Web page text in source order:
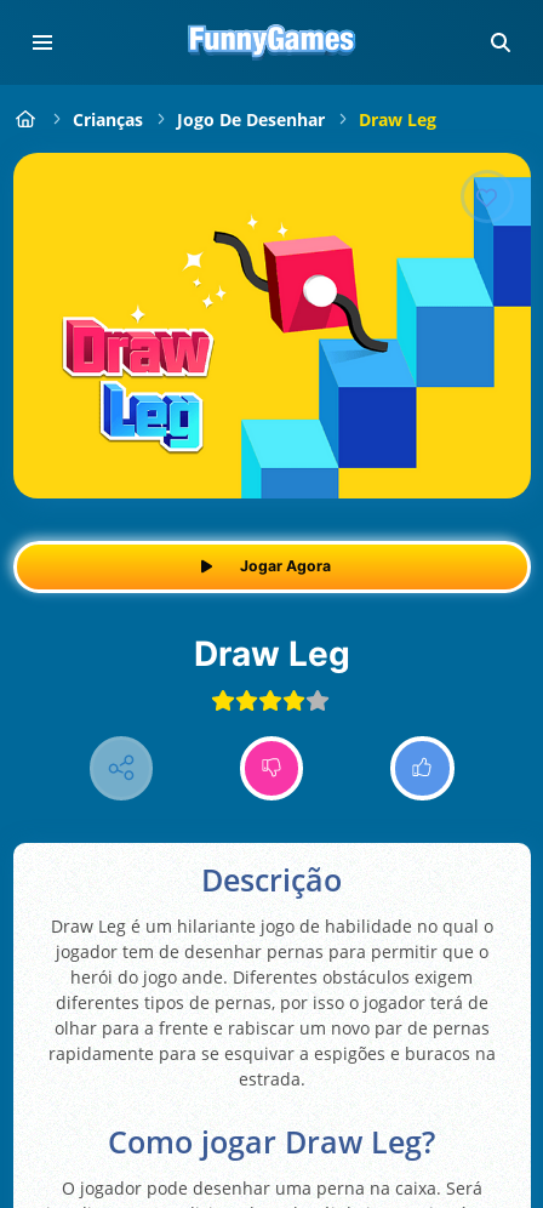
Crianças Jogo De Desenhar Draw Leg
Jogar Agora
Draw Leg
Descrição
Draw Leg é um hilariante jogo de habilidade no qual o
jogador tem de desenhar pernas para permitir que o
herói do jogo ande. Diferentes obstáculos exigem
diferentes tipos de pernas, por isso o jogador terá de
olhar para a frente e rabiscar um novo par de pernas
rapidamente para se esquivar a espigões e buracos na
estrada.
Como jogar Draw Leg?
O jogador pode desenhar uma perna na caixa. Será